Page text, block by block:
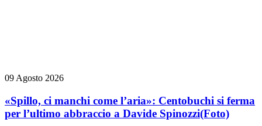
09 Agosto 2026
«Spillo, ci manchi come l’aria»: Centobuchi si ferma
per l’ultimo abbraccio a Davide Spinozzi(Foto)